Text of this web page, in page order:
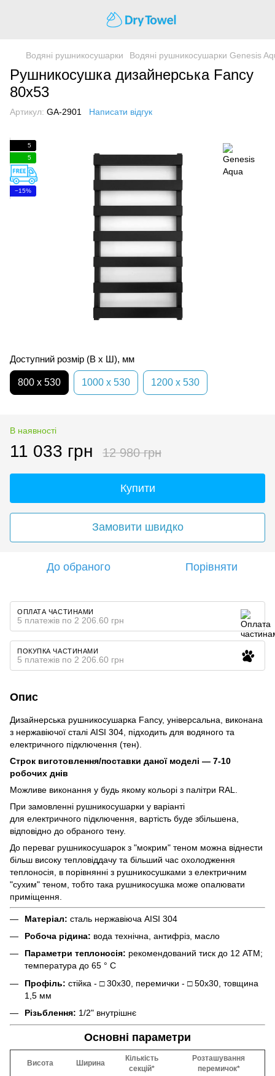
Водяні рушникосушарки Водяні рушникосушарки Genesis
Рушникосушка дизайнерська Fancy
80x53
Артикул: GA-2901 Написати відгук
5
5
−15%
Доступний розмір (В x Ш), мм
800 x 530 1000 x 530 1200 x 530
В наявності
11 033 грн 12 980 грн
Купити
Замовити швидко
До обраного Порівняти
ОПЛАТА ЧАСТИНАМИ
5 платежів по 2 206.60 грн
ПОКУПКА ЧАСТИНАМИ
5 платежів по 2 206.60 грн
Опис
Дизайнерська рушникосушарка Fancy, універсальна, виконана
з нержавіючої сталі AISI 304, підходить для водяного та
електричного підключення (тен).
Строк виготовлення/поставки даної моделі — 7-10
робочих днів
Можливе виконання у будь якому кольорі з палітри RAL.
При замовленні рушникосушарки у варіанті
для електричного підключення, вартість буде збільшена,
відповідно до обраного тену.
До переваг рушникосушарок з "мокрим" теном можна віднести
більш високу тепловіддачу та більший час охолодження
теплоносія, в порівнянні з рушникосушками з електричним
"сухим" теном, тобто така рушникосушка може опалювати
приміщення.
Матеріал: сталь нержавіюча AISI 304
Робоча рідина: вода технічна, антифріз, масло
Параметри теплоносія: рекомендований тиск до 12 АТМ;
температура до 65 ° С
Профіль: стійка - □ 30х30, перемички - □ 50х30, товщина
1,5 мм
Різьблення: 1/2" внутрішнє
Основні параметри
Висота Ширина
Кількість
секцій*
Розташування
перемичок*